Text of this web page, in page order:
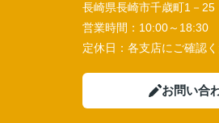
長崎県長崎市千歳町1－25
営業時間： 10:00～18:30
定休日： 各支店にご確認く
お問い合